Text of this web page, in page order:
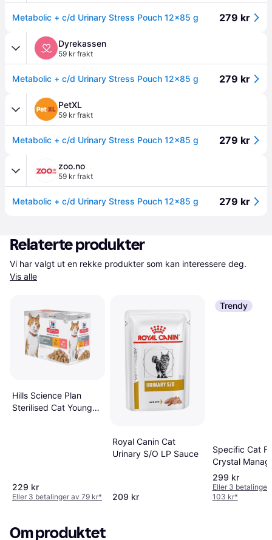
Metabolic + c/d Urinary Stress Pouch 12x85 g 279 kr
Dyrekassen
59 kr frakt
Metabolic + c/d Urinary Stress Pouch 12x85 g 279 kr
PetXL
59 kr frakt
Metabolic + c/d Urinary Stress Pouch 12x85 g 279 kr
zoo.no
59 kr frakt
Metabolic + c/d Urinary Stress Pouch 12x85 g 279 kr
Relaterte produkter
Vis alle
Hills Science Plan
Sterilised Cat Young
229 kr
Eller 3 betalinger av 79 kr*
Royal Canin Cat
Urinary S/O LP Sauce
209 kr
Trendy
Specific Cat
Crystal
Light
299 kr
Eller 3 betalinger
103 kr*
Om produktet